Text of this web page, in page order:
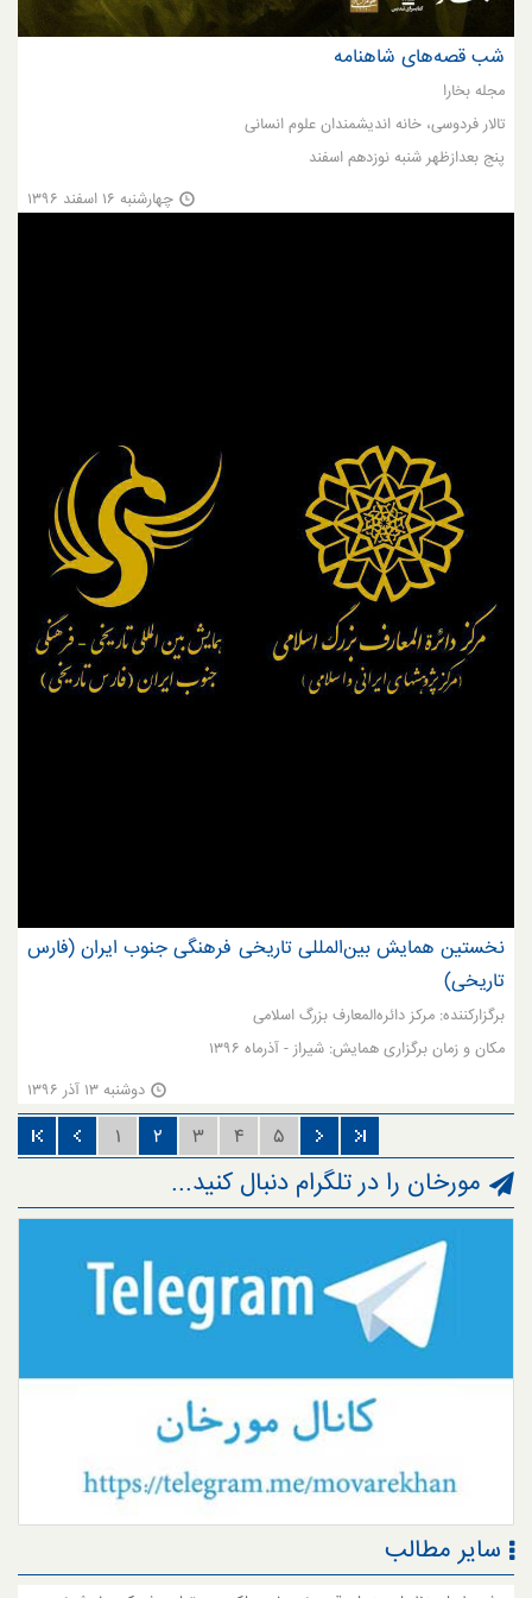
شب قصه‌های شاهنامه
مجله بخارا
تالار فردوسی، خانه اندیشمندان علوم انسانی
پنج بعدازظهر شنبه نوزدهم اسفند
چهارشنبه ۱۶ اسفند ۱۳۹۶
نخستین همایش بین‌المللی تاریخی فرهنگی جنوب ایران (فارس
تاریخی)
برگزارکننده: مرکز دائره‌المعارف بزرگ اسلامی
مکان و زمان برگزاری همایش: شیراز - آذرماه ۱۳۹۶
دوشنبه ۱۳ آذر ۱۳۹۶
۱ ۲ ۳ ۴ ۵
مورخان را در تلگرام دنبال کنید...
سایر مطالب